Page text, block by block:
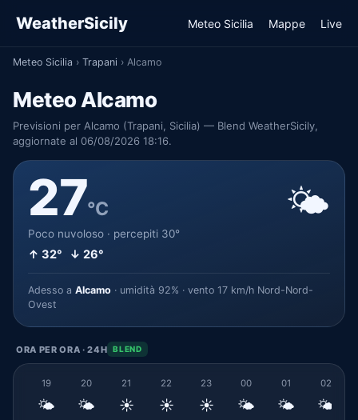
WeatherSicily Meteo Sicilia Mappe Live
Meteo Sicilia › Trapani › Alcamo
Meteo Alcamo
Previsioni per Alcamo (Trapani, Sicilia) — Blend WeatherSicily,
aggiornate al 06/08/2026 18:16.
27°C
Poco nuvoloso · percepiti 30°
↑ 32° ↓ 26°
🌤️
Adesso a Alcamo · umidità 92% · vento 17 km/h Nord-Nord-
Ovest
ORA PER ORA · 24H BLEND
19
🌤️
20
🌤️
21
☀️
22
☀️
23
☀️
00
🌤️
01
🌤️
02
🌤️